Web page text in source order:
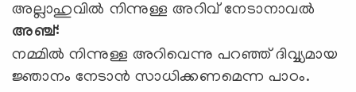
അല്ലാഹുവില്‍ നിന്നുള്ള അറിവ് നേടാനാവല്‍
അഞ്ച്:
നമ്മില്‍ നിന്നുള്ള അറിവെന്നു പറഞ്ഞ് ദിവ്വ്യമായ
ജ്ഞാനം നേടാന്‍ സാധിക്കണമെന്ന പാഠം.